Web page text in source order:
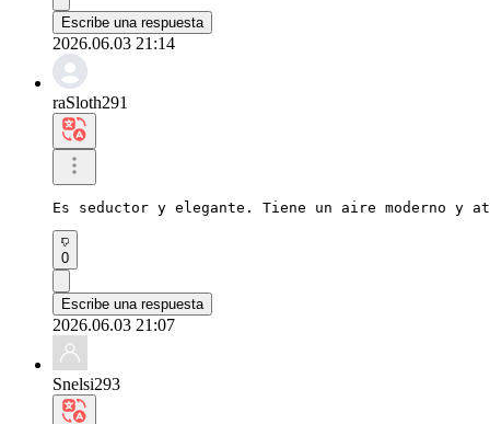
Escribe una respuesta
2026.06.03 21:14
raSloth291
Es seductor y elegante. Tiene un aire moderno y
0
Escribe una respuesta
2026.06.03 21:07
Snelsi293